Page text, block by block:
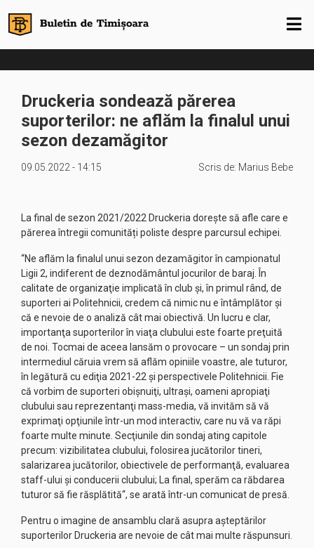
Druckeria sondează părerea
suporterilor: ne aflăm la finalul unui
sezon dezamăgitor
09.05.2022 - 14:15 Scris de: Marius Bebe
La final de sezon 2021/2022 Druckeria dorește să afle care e
părerea întregii comunități poliste despre parcursul echipei.
“Ne aflăm la finalul unui sezon dezamăgitor în campionatul
Ligii 2, indiferent de deznodământul jocurilor de baraj. În
calitate de organizaţie implicată în club şi, în primul rând, de
suporteri ai Politehnicii, credem că nimic nu e întâmplător şi
că e nevoie de o analiză cât mai obiectivă. Un lucru e clar,
importanţa suporterilor în viaţa clubului este foarte preţuită
de noi. Tocmai de aceea lansăm o provocare – un sondaj prin
intermediul căruia vrem să aflăm opiniile voastre, ale tuturor,
în legătură cu ediţia 2021-22 şi perspectivele Politehnicii. Fie
că vorbim de suporteri obişnuiţi, ultraşi, oameni apropiaţi
clubului sau reprezentanţi mass-media, vă invităm să vă
exprimaţi opţiunile într-un mod interactiv, care nu vă va răpi
foarte multe minute. Secţiunile din sondaj ating capitole
precum: vizibilitatea clubului, folosirea jucătorilor tineri,
salarizarea jucătorilor, obiectivele de performanţă, evaluarea
staff-ului şi conducerii clubului; La final, sperăm ca răbdarea
tuturor să fie răsplătită“, se arată într-un comunicat de presă.
Pentru o imagine de ansamblu clară asupra așteptărilor
suporterilor Druckeria are nevoie de cât mai multe răspunsuri.